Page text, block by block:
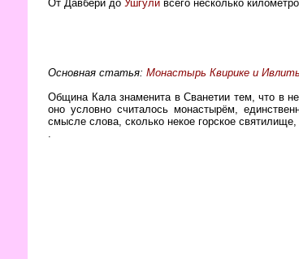
От Давбери до Ушгули всего несколько
Основная статья: Монастырь Квирике и
Община Кала знаменита в Сванетии тем, что в
оно условно считалось монастырём,
смысле слова, сколько некое горское
.